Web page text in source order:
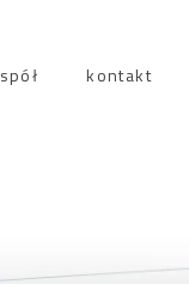
kontakt